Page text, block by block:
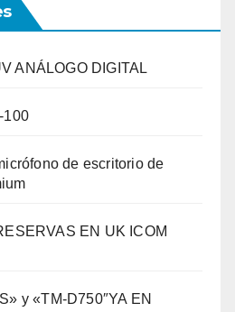
ANÁLOGO DIGITAL
100
de escritorio de
EN UK ICOM
y «TM-D750″YA EN